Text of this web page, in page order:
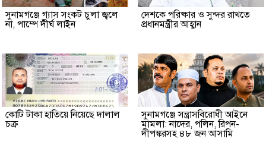
সুনামগঞ্জে গ্যাস সংকট চুলা জ্বলে
না, পাম্পে দীর্ঘ লাইন
দেশকে পরিষ্কার ও সুন্দর রাখতে
প্রধানমন্ত্রীর আহ্বান
কোটি টাকা হাতিয়ে নিয়েছে দালাল
চক্র
‎সুনামগঞ্জে সন্ত্রাসবিরোধী আইনে
মামলা: নাদের, পলিন, রিপন-
দীপঙ্করসহ ৪৮ জন আসামি